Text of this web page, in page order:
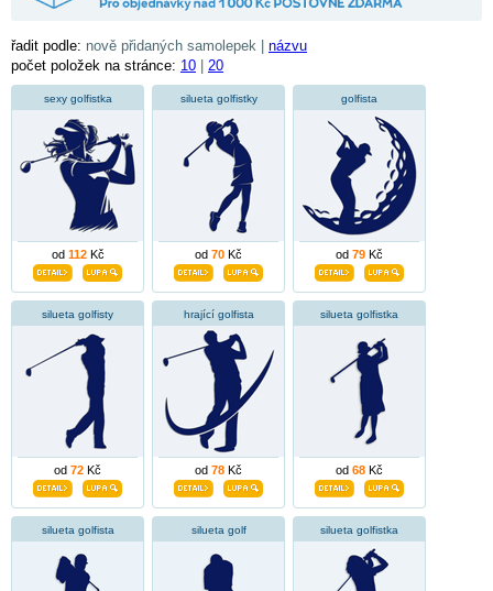
řadit podle: nově přidaných samolepek | názvu
počet položek na stránce: 10 20
sexy golfistka
od 112Kč
silueta golfistky
od 70 Kč
golfista
od 79 Kč
silueta golfisty
od 72 Kč
hrající golfista
od 78 Kč
silueta golfistka
od 68 Kč
silueta golfista silueta golf silueta golfistka